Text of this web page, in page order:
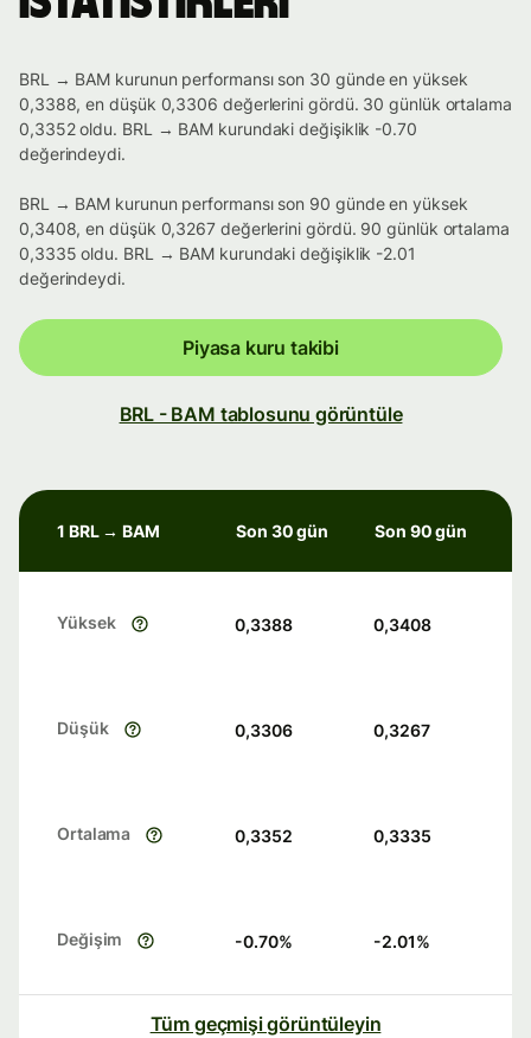
BRL → BAM kurunun performansı son 30 günde en yüksek
0,3388, en düşük 0,3306 değerlerini gördü. 30 günlük ortalama
0,3352 oldu. BRL → BAM kurundaki değişiklik -0.70
değerindeydi.
BRL → BAM kurunun performansı son 90 günde en yüksek
0,3408, en düşük 0,3267 değerlerini gördü. 90 günlük ortalama
0,3335 oldu. BRL → BAM kurundaki değişiklik -2.01
değerindeydi.
Piyasa kuru takibi
BRL - BAM tablosunu görüntüle
1 BRL → BAM Son 30 gün Son 90 gün
Yüksek 0,3388 0,3408
Düşük 0,3306 0,3267
Ortalama 0,3352 0,3335
Değişim -0.70% -2.01%
Tüm geçmişi görüntüleyin